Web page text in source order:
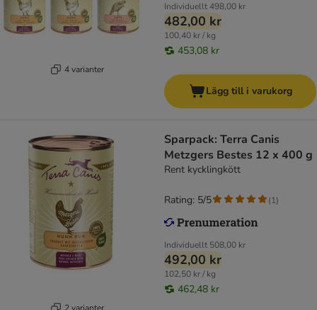
4 varianter
Individuellt498,00 kr
482,00 kr
100,40 kr / kg
453,08 kr
Lägg till i varukorg
2 varianter
Sparpack: Terra Canis
Metzgers Bestes 12 x 400 g
Rent kycklingkött
Individuellt 508,00 kr
492,00 kr
102,50 kr / kg
462,48 kr
Rating: 5/5 (1)